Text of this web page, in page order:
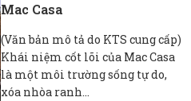
Mac Casa
(Văn bản mô tả do KTS cung cấp)
Khái niệm cốt lõi của Mac Casa
là một môi trường sống tự do,
xóa nhòa ranh...